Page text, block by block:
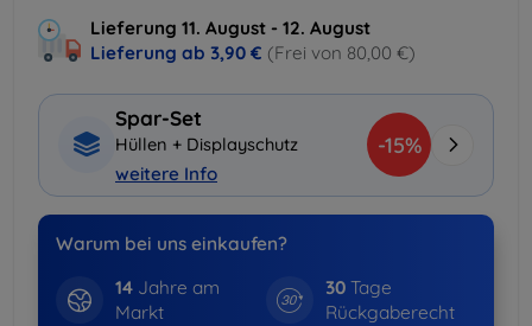
Lieferung 11. August - 12. August
Lieferung ab 3,90 € (Frei von 80,00 €)
Spar-Set
Hüllen + Displayschutz
weitere Info
-15%
Warum bei uns einkaufen?
14Jahre am
Markt
30 Tage
Rückgaberecht